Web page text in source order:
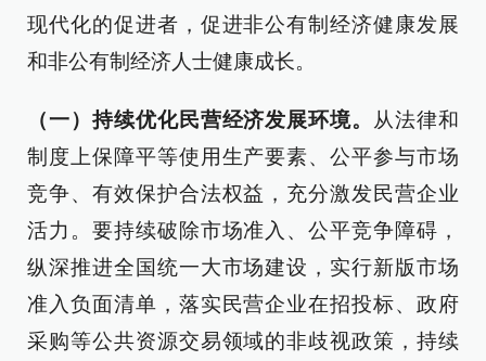
现代化的促进者，促进非公有制经济健康发展
和非公有制经济人士健康成长。
（一）持续优化民营经济发展环境。 从法律和
制度上保障平等使用生产要素、公平参与市场
竞争、有效保护合法权益，充分激发民营企业
活力。要持续破除市场准入、公平竞争障碍，
纵深推进全国统一大市场建设，实行新版市场
准入负面清单，落实民营企业在招投标、政府
采购等公共资源交易领域的非歧视政策，持续